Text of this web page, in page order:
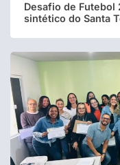
Desafio de Futebol
sintético do Santa